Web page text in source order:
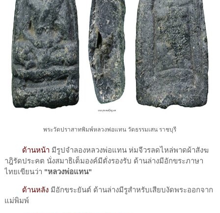
พระวัดปราสาทพิมพ์หลวงพ่อแทน วัดธรรมเสน ราชบุรี
ด้านหน้า มีรูปจำลองหลวงพ่อแทน ห่มจีวรลดไหล่พาดผ้าสังฆ
าฎิรัดประคต นั่งสมาธิเต็มองค์มีตั่งรองรับ ด้านล่างมีอักขระภาษา
ไทยเขียนว่า "หลวงพ่อแทน"
ด้านหลังมีอักขระยันต์ ด้านล่างมีรูสำหรับเสียบงัดพระออกจาก
แม่พิมพ์